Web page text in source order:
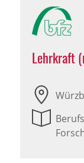
Lehrkraft